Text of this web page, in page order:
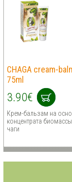
CHAGA cream-
75ml
3.90€
Крем-бальзам на
концентрата биомассы
чаги